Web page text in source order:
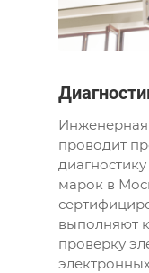
Инженерная
проводит
марок в
выполняют
проверку